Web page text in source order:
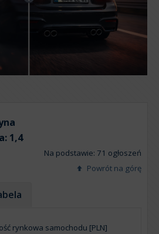
1,4
Na podstawie: 71 ogłoszeń
Powrót na górę
rynkowa samochodu [PLN]